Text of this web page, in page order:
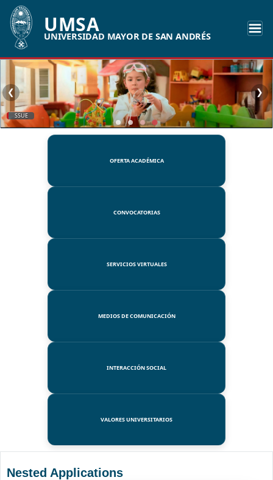
UMSA
UNIVERSIDAD MAYOR DE SAN ANDRÉS
SSUE
❮ ❯
OFERTA ACADÉMICA
CONVOCATORIAS
SERVICIOS VIRTUALES
MEDIOS DE COMUNICACIÓN
INTERACCIÓN SOCIAL
VALORES UNIVERSITARIOS
Nested Applications